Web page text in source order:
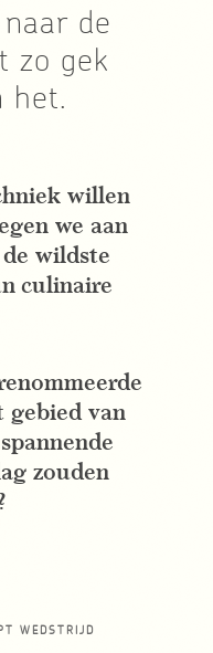
de
zo gek
het.
willen
we aan
wildste
culinaire
gebied van
zouden
WEDSTRIJD